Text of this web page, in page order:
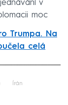
v
moc
Trumpa. Na
celá
Írán